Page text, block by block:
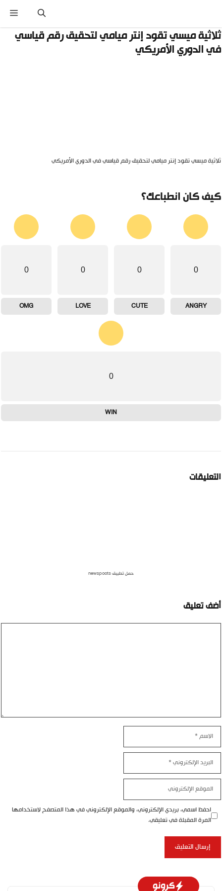
ميسي تقود إنتر ميامي لتحقيق رقم قياسي
الدوري الأمريكي
ميسي تقود إنتر ميامي لتحقيق رقم قياسي في الدوري الأمريكي
كان انطباعك؟
0
ANGRY
0
CUTE
0
LOVE
0
OMG
0
WIN
حمل تطبيق newspoots
تعليق
احفظ اسمي، بريدي الإلكتروني، والموقع الإلكتروني في هذا المتصفح لاستخدامها
المرة المقبلة في تعليقي.
كرونو